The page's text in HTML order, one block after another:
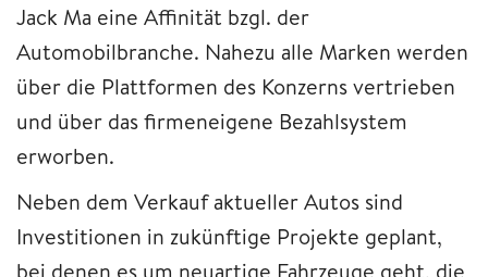
Jack Ma eine Affinität bzgl. der
Automobilbranche. Nahezu alle Marken werden
über die Plattformen des Konzerns vertrieben
und über das firmeneigene Bezahlsystem
erworben.
Neben dem Verkauf aktueller Autos sind
Investitionen in zukünftige Projekte geplant,
bei denen es um neuartige Fahrzeuge geht, die